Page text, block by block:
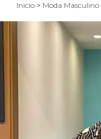
Inicio > Moda Masculino